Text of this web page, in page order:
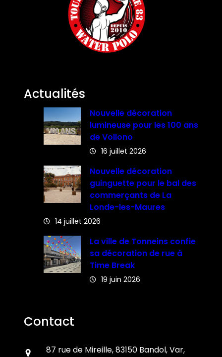
Actualités
Nouvelle décoration
lumineuse pour les 100 ans
de Vollono
16 juillet 2026
Nouvelle décoration
guinguette pour le bal des
commerçants de La
Londe-les-Maures
14 juillet 2026
La ville de Tonneins confie
sa décoration de rue à
Time Break
19 juin 2026
Contact
87 rue de Mireille, 83150 Bandol, Var,